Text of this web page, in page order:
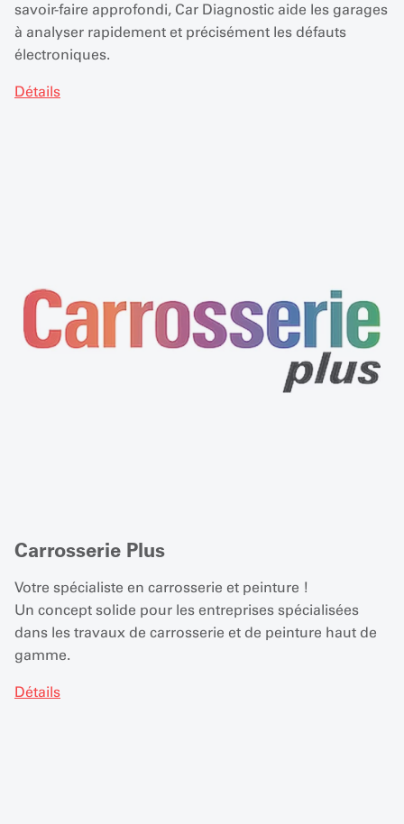
savoir-faire approfondi, Car Diagnostic aide les garages
à analyser rapidement et précisément les défauts
électroniques.
Détails
Carrosserie Plus
Votre spécialiste en carrosserie et peinture !
Un concept solide pour les entreprises spécialisées
dans les travaux de carrosserie et de peinture haut de
gamme.
Détails